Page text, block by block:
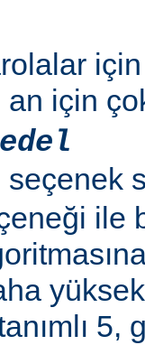
an için
seçenek
ile
5,